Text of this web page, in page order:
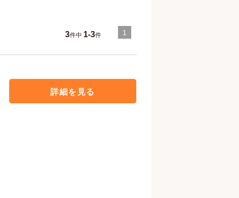
3件中 1-3件 1
詳細を見る